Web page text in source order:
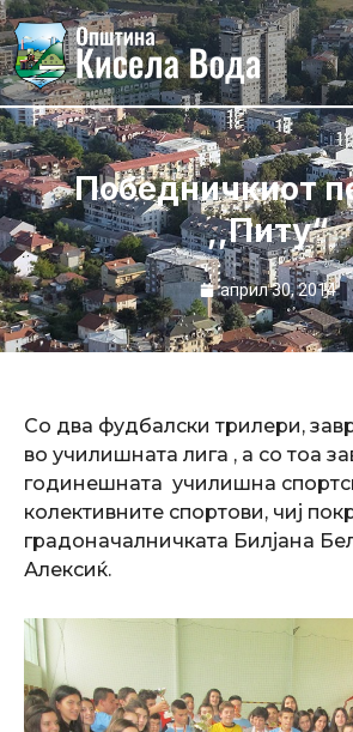
Skip
to
content
Победничкиот
,,Питу“
април 30, 2014
Со два фудбалски трилери,
во училишната лига , а со тоа
годинешната училишна
колективните спортови, чиј
градоначалничката Билјана
Алексиќ.